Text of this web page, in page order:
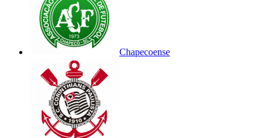
Chapecoense